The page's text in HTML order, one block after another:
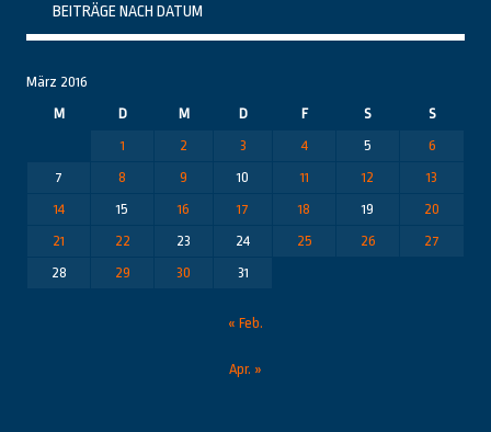
BEITRÄGE NACH DATUM
März 2016
M
D M D F S
S
1
2 3 4 5
6
7
8 9 10 11 12
13
14
15 16 17 18 19
20
21
22 23 24 25 26
27
28
29 30 31
« Feb.
Apr. »